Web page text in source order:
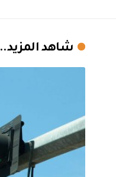
شاهد المزيد..